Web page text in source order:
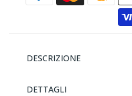
DESCRIZIONE
DETTAGLI